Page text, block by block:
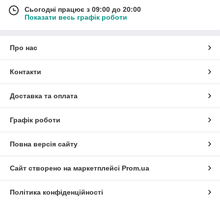
Сьогодні працює з 09:00 до 20:00
Показати весь графік роботи
Про нас
Контакти
Доставка та оплата
Графік роботи
Повна версія сайту
Сайт створено на маркетплейсі Prom.ua
Політика конфіденційності